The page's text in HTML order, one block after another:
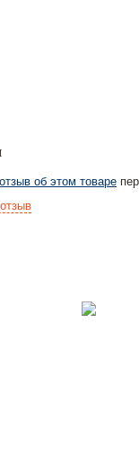
отзыв об этом товаре